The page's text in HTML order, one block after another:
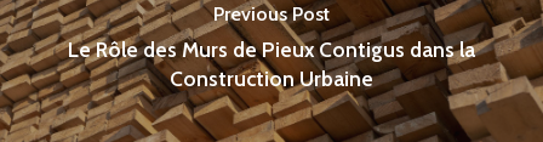
Previous Post
Le Rôle des Murs de Pieux Contigus dans la
Construction Urbaine